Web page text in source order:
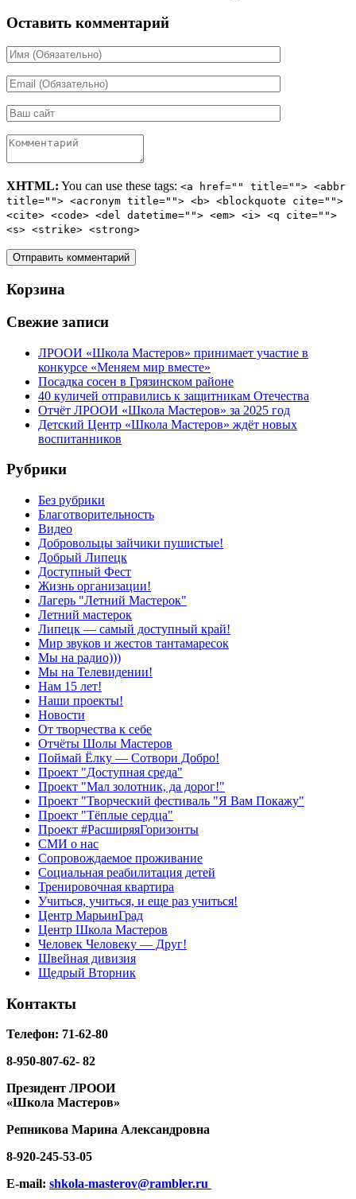
Оставить комментарий
XHTML: You can use these tags: <a href="" title=""> <abbr
title=""> <acronym title=""> <b> <blockquote cite="">
<cite> <code> <del datetime=""> <em> <i> <q cite="">
<s> <strike> <strong>
Корзина
Свежие записи
ЛРООИ «Школа Мастеров» принимает участие в
конкурсе «Меняем мир вместе»
Посадка сосен в Грязинском районе
40 куличей отправились к защитникам Отечества
Отчёт ЛРООИ «Школа Мастеров» за 2025 год
Детский Центр «Школа Мастеров» ждёт новых
воспитанников
Рубрики
Без рубрики
Благотворительность
Видео
Добровольцы зайчики пушистые!
Добрый Липецк
Доступный Фест
Жизнь организации!
Лагерь "Летний Мастерок"
Летний мастерок
Липецк — самый доступный край!
Мир звуков и жестов тантамаресок
Мы на радио)))
Мы на Телевидении!
Нам 15 лет!
Наши проекты!
Новости
От творчества к себе
Отчёты Шолы Мастеров
Поймай Ёлку — Сотвори Добро!
Проект "Доступная среда"
Проект "Мал золотник, да дорог!"
Проект "Творческий фестиваль "Я Вам Покажу"
Проект "Тёплые сердца"
Проект #РасширяяГоризонты
СМИ о нас
Сопровождаемое проживание
Социальная реабилитация детей
Тренировочная квартира
Учиться, учиться, и еще раз учиться!
Центр МарьинГрад
Центр Школа Мастеров
Человек Человеку — Друг!
Швейная дивизия
Щедрый Вторник
Контакты
Телефон: 71-62-80
8-950-807-62- 82
Президент ЛРООИ
«Школа Мастеров»
Репникова Марина Александровна
8-920-245-53-05
E-mail: shkola-masterov@rambler.ru